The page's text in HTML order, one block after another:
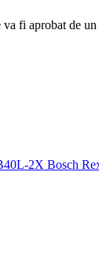
fi aprobat de un